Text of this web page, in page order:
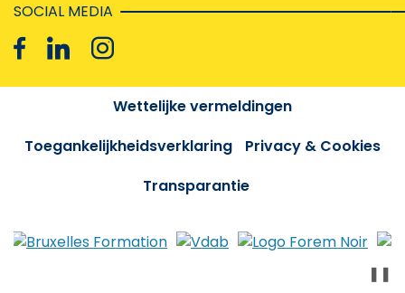
SOCIAL MEDIA
Wettelijke vermeldingen
Toegankelijkheidsverklaring
Privacy & Cookies
Transparantie
❚❚